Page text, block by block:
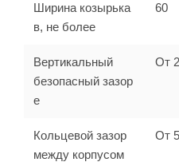
Ширина козырька
в, не более
60
Вертикальный
безопасный зазор
е
От
Кольцевой зазор
между корпусом
От